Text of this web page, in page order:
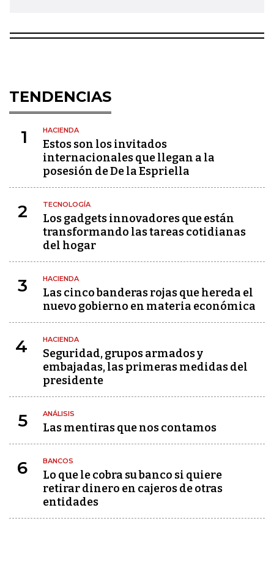
TENDENCIAS
1 HACIENDA
Estos son los invitados
internacionales que llegan a la
posesión de De la Espriella
2 TECNOLOGÍA
Los gadgets innovadores que están
transformando las tareas cotidianas
del hogar
3 HACIENDA
Las cinco banderas rojas que hereda el
nuevo gobierno en materia económica
4 HACIENDA
Seguridad, grupos armados y
embajadas, las primeras medidas del
presidente
5 ANÁLISIS
Las mentiras que nos contamos
6 BANCOS
Lo que le cobra su banco si quiere
retirar dinero en cajeros de otras
entidades